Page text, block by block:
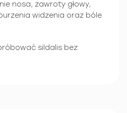
nosa, zawroty głowy,
widzenia oraz bóle
sildalis bez